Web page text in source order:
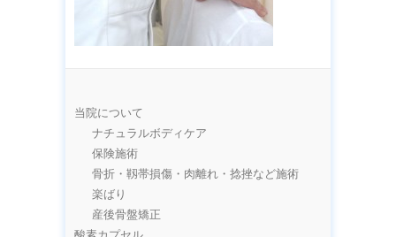
当院について
ナチュラルボディケア
保険施術
骨折・靱帯損傷・肉離れ・捻挫など施術
楽ばり
産後骨盤矯正